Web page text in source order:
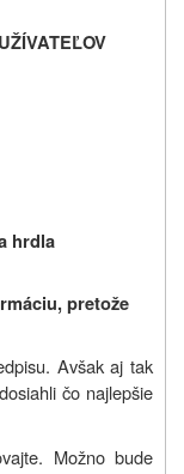
hrdla
pretože
Avšak aj tak
čo najlepšie
Možno bude